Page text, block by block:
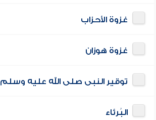
غزوة الأحزاب
غزوة هوزان
توقير النبى صلى الله عليه وسلم
البُرئاء